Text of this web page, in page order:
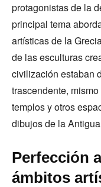
protagonistas de la
principal tema
artísticas de la
de las esculturas
civilización estaban
trascendente,
templos y otros
dibujos de la
Perfección
ámbitos